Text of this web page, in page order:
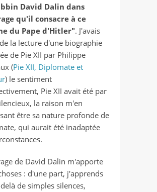
David Dalin dans
qu'il consacre à ce
du Pape d'Hitler". J'avais
la lecture d'une biographie
de Pie XII par Philippe
(Pie XII, Diplomate et
) le sentiment
Pie XII avait été par
la raison m'en
être sa nature profonde de
qui aurait été inadaptée
de David Dalin m'apporte
: d'une part, j'apprends
de simples silences,